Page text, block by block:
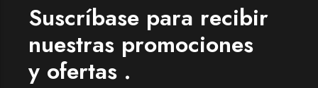
Suscríbase para recibir
nuestras promociones
y ofertas .